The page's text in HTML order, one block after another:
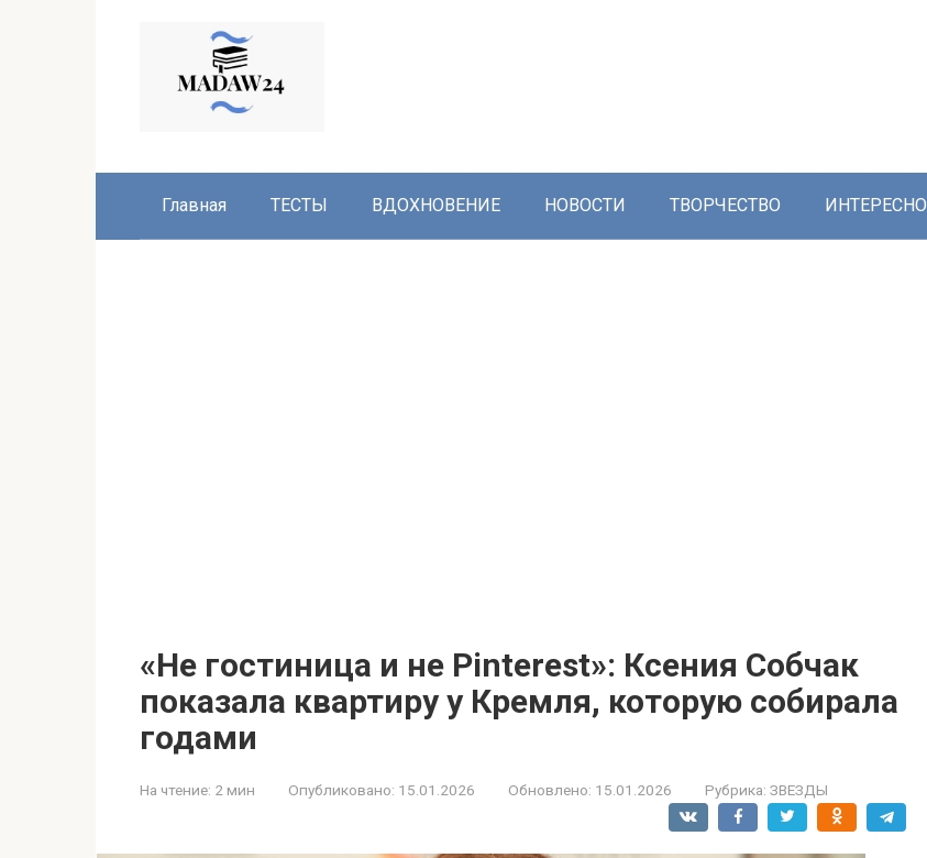
Главная ТЕСТЫ ВДОХНОВЕНИЕ НОВОСТИ ТВОРЧЕСТВО ИНТЕРЕСНО
«Не гостиница и не Pinterest»: Ксения Собчак
показала квартиру у Кремля, которую собирала
годами
На чтение: 2 мин Опубликовано: 15.01.2026 Обновлено: 15.01.2026 Рубрика: ЗВЕЗДЫ